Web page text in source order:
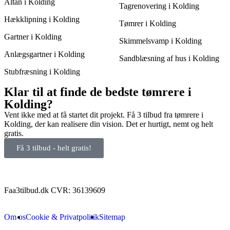
Altan i Kolding
Hækklipning i Kolding
Gartner i Kolding
Anlægsgartner i Kolding
Stubfræsning i Kolding
Tagrenovering i Kolding
Tømrer i Kolding
Skimmelsvamp i Kolding
Sandblæsning af hus i Kolding
Klar til at finde de bedste tømrere i
Kolding?
Vent ikke med at få startet dit projekt. Få 3 tilbud fra tømrere i
Kolding, der kan realisere din vision. Det er hurtigt, nemt og helt
gratis.
Få 3 tilbud - helt gratis!
Faa3tilbud.dk CVR: 36139609
Om osCookie & PrivatpolitikSitemap